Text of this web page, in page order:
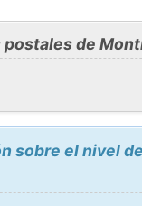
postales de
sobre el nivel